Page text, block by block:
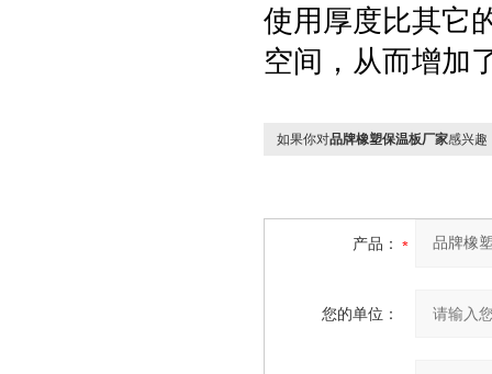
使用厚度比其它
空间，从而增加
如果你对品牌橡塑保温板厂家感兴趣
产品：
您的单位：